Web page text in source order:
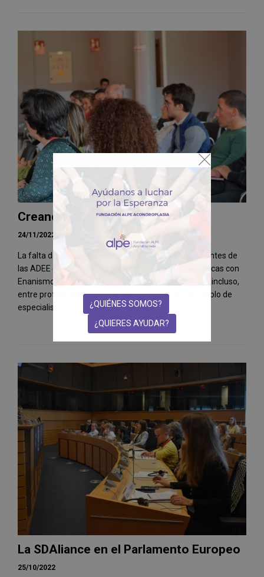
Creando expertos 2022
24/11/2022
La falta de conocimientos sobre los aspectos relevantes de
las ADEE (Acondroplasia y otras Displasias Esqueléticas con
Enanismo) es habitual entre familias y afectados e, incluso,
entre profesionales. Las familias comienzan un periplo de
especialist...
La SDAliance en el Parlamento Europeo
25/10/2022
¿QUIÉNES SOMOS?
¿QUIERES AYUDAR?